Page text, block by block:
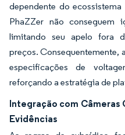
dependente do
PhaZZer não conseguem
limitando seu apelo fora
preços. Consequentemente,
especificações de
reforçando a estratégia de
Integração com Câmeras
Evidências